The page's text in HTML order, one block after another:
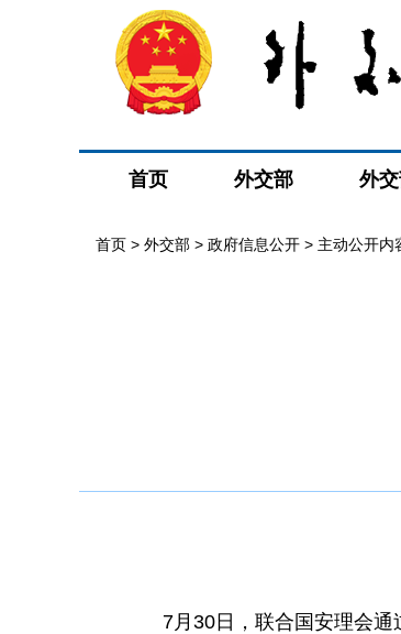
首页 外交部 外
首页 > 外交部 > 政府信息公开 > 主动公开内
7月30日，联合国安理会通